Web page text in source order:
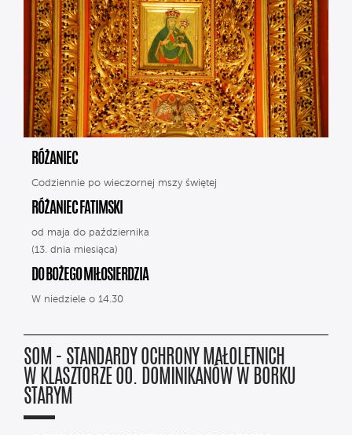
RÓŻANIEC
Codziennie po wieczornej mszy świętej
RÓŻANIEC FATIMSKI
od maja do października
(13. dnia miesiąca)
DO BOŻEGO MIŁOSIERDZIA
W niedziele o 14.30
SOM - STANDARDY OCHRONY MAŁOLETNICH
W KLASZTORZE OO. DOMINIKANÓW W BORKU
STARYM